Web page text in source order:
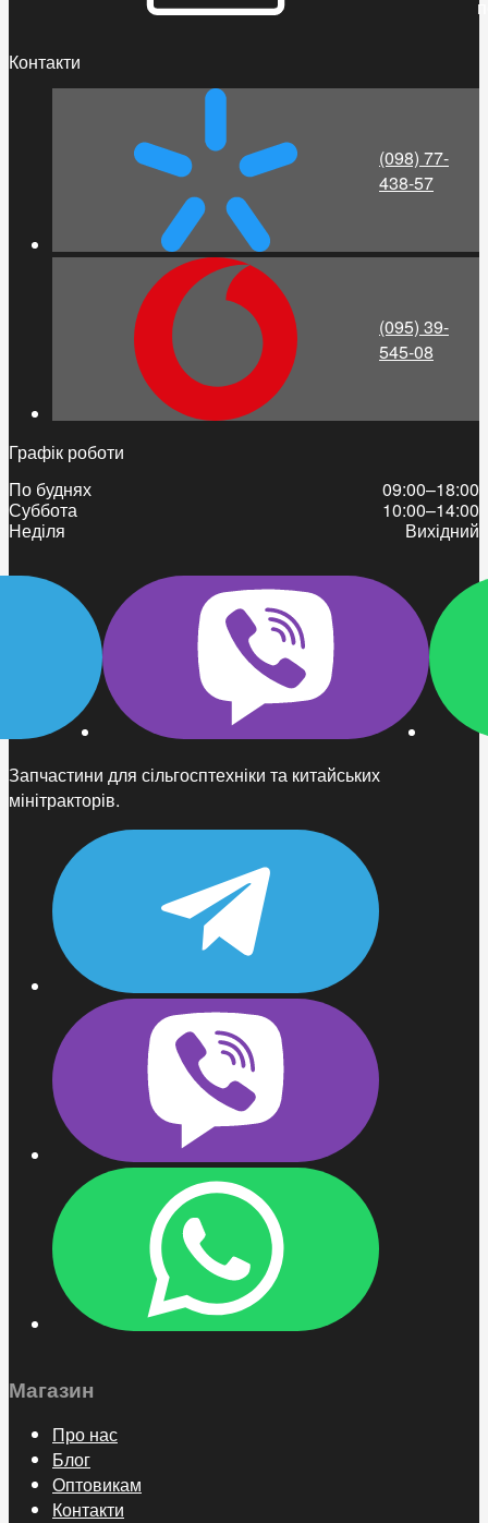
Запчастини для сільгосптехніки та китайських
мінітракторів.
Магазин
Про нас
Блог
Оптовикам
Контакти
Контакти
(098) 77-
438-57
(095) 39-
545-08
Графік роботи
По буднях
09:00–18:00
Суббота
10:00–14:00
Неділя
Вихідний